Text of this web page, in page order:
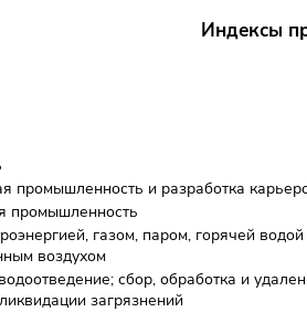
Индексы
промышленность и разработка
промышленность
газом, паром, горячей водой
воздухом
сбор, обработка и
загрязнений